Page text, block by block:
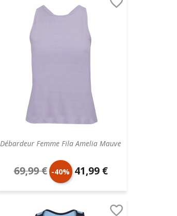
Débardeur Femme Fila Amelia Mauve
Prix
de
69,99 € -40% Prix
unitaire
41,99 €
